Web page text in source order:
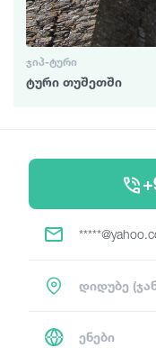
ᲯᲘᲞ-ᲢᲣᲠᲘ
ტური თუშეთში
დიდუბე
ენები